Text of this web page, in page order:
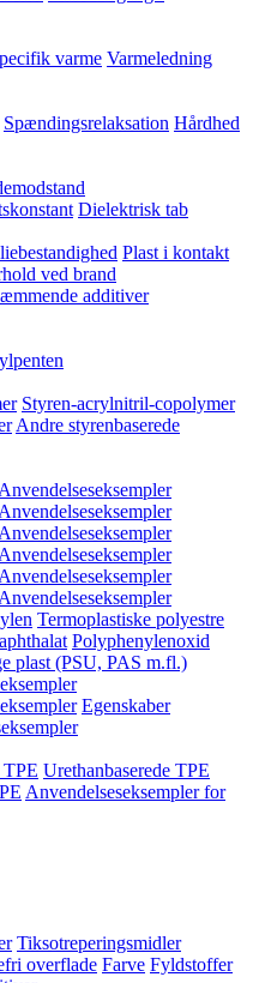
varme Varmeledning
Spændingsrelaksation Hårdhed
Dielektrisk tab
Plast i kontakt
ved brand
additiver
Styren-acrylnitril-copolymer
Andre styrenbaserede
Anvendelseseksempler
Anvendelseseksempler
Anvendelseseksempler
Anvendelseseksempler
Anvendelseseksempler
Anvendelseseksempler
Termoplastiske polyestre
Polyphenylenoxid
plast (PSU, PAS m.fl.)
Egenskaber
TPE Urethanbaserede TPE
Anvendelseseksempler for
Tiksotreperingsmidler
overflade Farve Fyldstoffer